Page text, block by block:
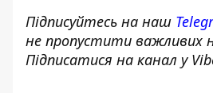
Підписуйтесь на наш
не пропустити важливих
Підписатися на канал у